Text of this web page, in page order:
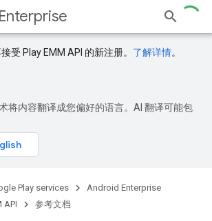
受 Play EMM API 的新注册。 了解详情。
将内容翻译成您偏好的语言。AI 翻译可能包
Play services
Android Enterprise
API
参考文档